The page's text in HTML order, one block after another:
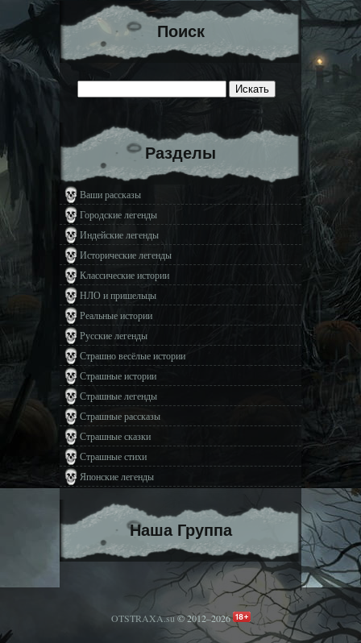
Поиск
Разделы
Ваши рассказы
Городские легенды
Индейские легенды
Исторические легенды
Классические истории
НЛО и пришельцы
Реальные истории
Русские легенды
Страшно весёлые истории
Страшные истории
Страшные легенды
Страшные рассказы
Страшные сказки
Страшные стихи
Японские легенды
Наша Группа
OTSTRAXA.su© 2012–2026